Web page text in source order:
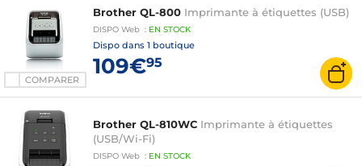
COMPARER
Brother QL-800 Imprimante à étiquettes (USB)
DISPO Web : EN STOCK
Dispo dans 1 boutique
109€95
Brother QL-810WC Imprimante à étiquettes
(USB/Wi-Fi)
DISPO Web : EN STOCK